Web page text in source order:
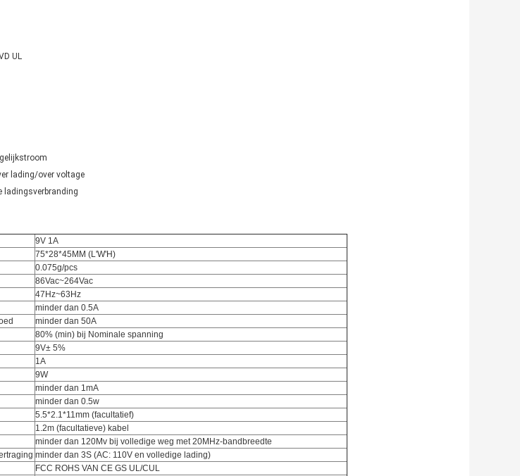
UL
lading/over voltage
ladingsverbranding
9V 1A
75*28*45MM (L'W'H)
0.075g/pcs
86Vac~264Vac
47Hz~63Hz
minder dan 0.5A
minder dan 50A
80% (min) bij Nominale spanning
9V± 5%
1A
9W
minder dan 1mA
minder dan 0.5w
5.5*2.1*11mm (facultatief)
1.2m (facultatieve) kabel
minder dan 120Mv bij volledige weg met 20MHz-bandbreedte
minder dan 3S (AC: 110V en volledige lading)
FCC ROHS VAN CE GS UL/CUL